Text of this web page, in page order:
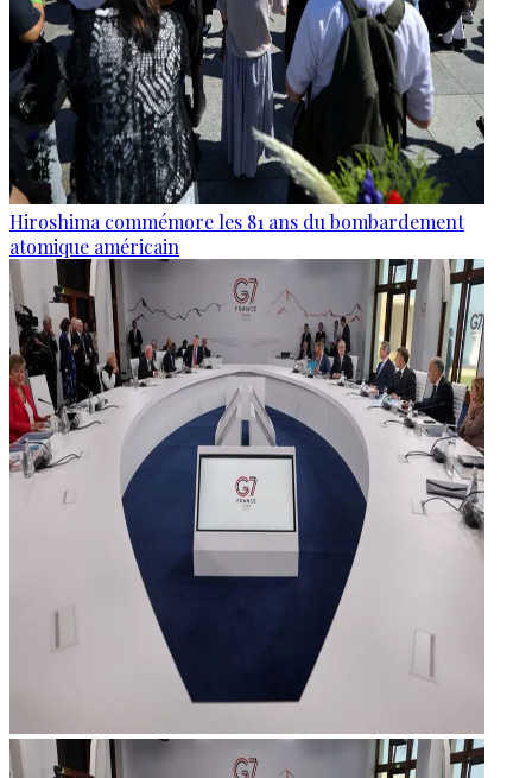
Hiroshima commémore les 81 ans du bombardement
atomique américain